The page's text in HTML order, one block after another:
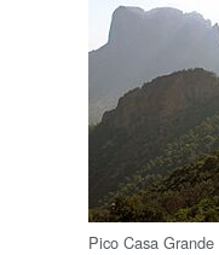
Pico Casa